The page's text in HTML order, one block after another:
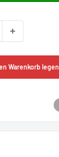
Warenkorb legen